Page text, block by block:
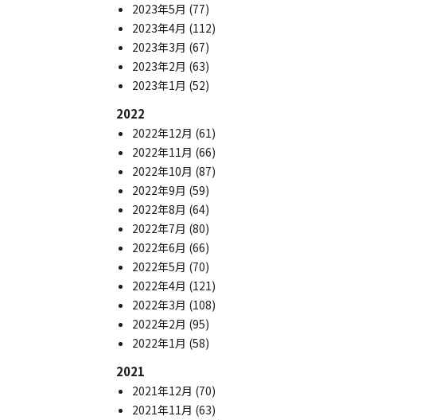
2023年5月 (77)
2023年4月 (112)
2023年3月 (67)
2023年2月 (63)
2023年1月 (52)
2022
2022年12月 (61)
2022年11月 (66)
2022年10月 (87)
2022年9月 (59)
2022年8月 (64)
2022年7月 (80)
2022年6月 (66)
2022年5月 (70)
2022年4月 (121)
2022年3月 (108)
2022年2月 (95)
2022年1月 (58)
2021
2021年12月 (70)
2021年11月 (63)